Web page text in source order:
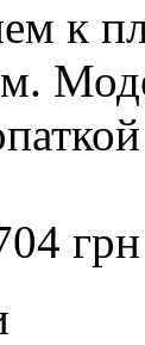
к
грн